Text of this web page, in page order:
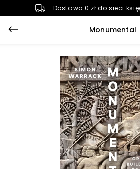
Dostawa 0 zł do sieci
Monumental